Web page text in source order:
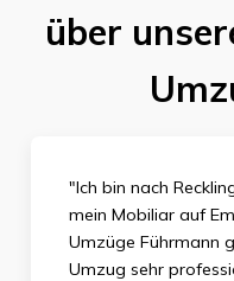
über
"Ich bin nach
mein Mobiliar auf
Umzüge Führmann
Umzug sehr